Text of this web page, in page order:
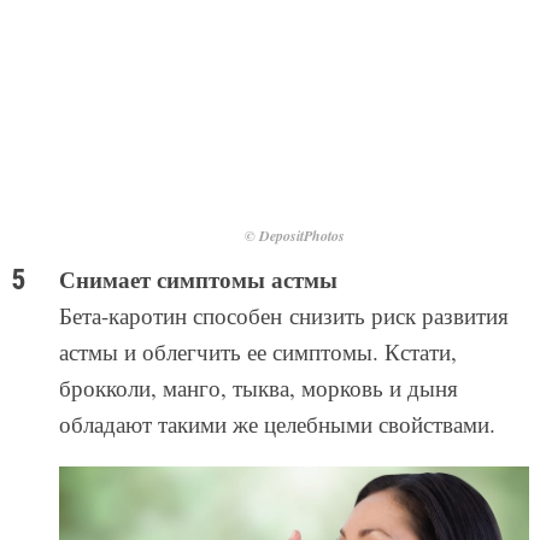
© DepositPhotos
Снимает симптомы астмы
Бета-каротин способен снизить риск развития
астмы и облегчить ее симптомы. Кстати,
брокколи, манго, тыква, морковь и дыня
обладают такими же целебными свойствами.